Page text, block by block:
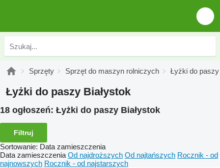
Sprzęty Sprzęt do maszyn rolniczych Łyżki do paszy
Łyżki do paszy Białystok
18 ogłoszeń: Łyżki do paszy Białystok
Filtruj
Sortowanie: Data zamieszczenia
Data zamieszczenia Od najdroższych Od najtańszych Rocznik - od
najnowszych Rocznik - od najstarszych